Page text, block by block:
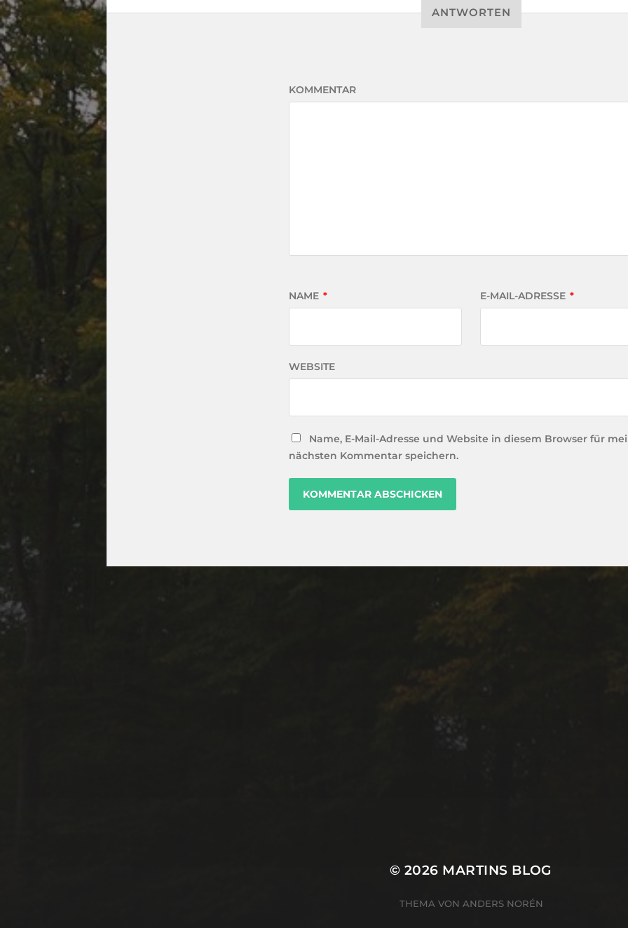
ANTWORTEN
KOMMENTAR
NAME * E-MAIL-ADRESSE *
WEBSITE
Name, E-Mail-Adresse und Website in diesem Browser für
nächsten Kommentar speichern.
© 2026 MARTINS BLOG
THEMA VON ANDERS NORÉN